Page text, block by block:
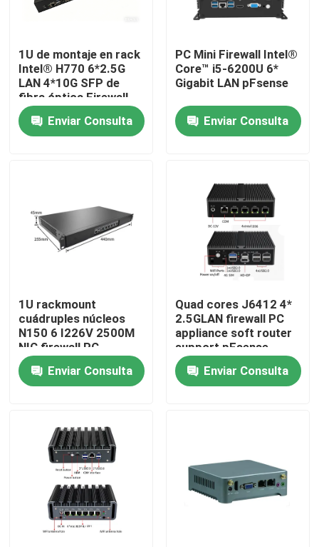
Inicio
Sobre nosotros
Control de Calidad
Contacto
Mini Pc industrial
PC industrial del panel
1U de montaje en rack
Intel® H770 6*2.5G
LAN 4*10G SFP de
fibra óptica Firewall
Aplicación
Enviar Consulta
PC Mini Firewall Intel®
Core™ i5-6200U 6*
Gigabit LAN pFsense
Enviar Consulta
1U rackmount
cuádruples núcleos
N150 6 I226V 2500M
NIC firewall PC
soporte de enrutador
suave pFsense
Enviar Consulta
Quad cores J6412 4*
2.5GLAN firewall PC
appliance soft router
support pFsense
Enviar Consulta